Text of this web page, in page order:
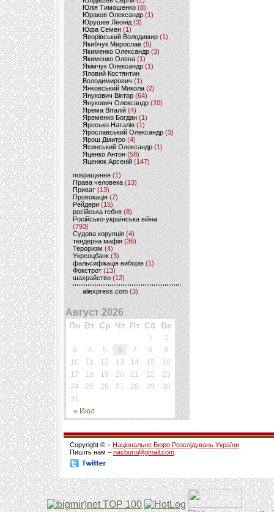
Юлія Тимошенко (8)
Юраков Олександр (1)
Юрушев Леонід (3)
Юфа Семен (1)
Яворівський Володимир (1)
Якибчук Мирослав (5)
Якименко Олександр (3)
Якименко Олена(1)
Якімчук Олександр (1)
Яловий Костянтин
Володимирович (1)
Янковський Микола(2)
Янукович Віктор (64)
Янукович Олександр(20)
Ярема Віталій(4)
Яременко Богдан(1)
Яресько Наталія(1)
Ярославський Олександр (3)
Ярош Дмитро (4)
Ясинський Олександр (1)
Яценко Антон(58)
Яценюк Арсеній (147)
покращення (1)
Права человека(13)
Приват (13)
Провокація (7)
Рейдери (15)
російська гебня (8)
Російсько-українська війна
(793)
Судова корупція (4)
тендерна мафія (36)
Тероризм (4)
Укрсоцбанк (3)
фальсифікація виборів (1)
Фокстрот(13)
шахрайство (12)
aliexpress.com (3)
Август 2026
Пн Вт Ср Чт Пт Сб Вс
« Июл
1
2
3
4 5 6 7 8
9
10
11 12 13 14 15
16
17
18 19 20 21 22
23
24
25 26 27 28 29
30
31
Copyright © – Національне Бюро Розслідувань України
Пишіть нам – nacburo@gmail.com